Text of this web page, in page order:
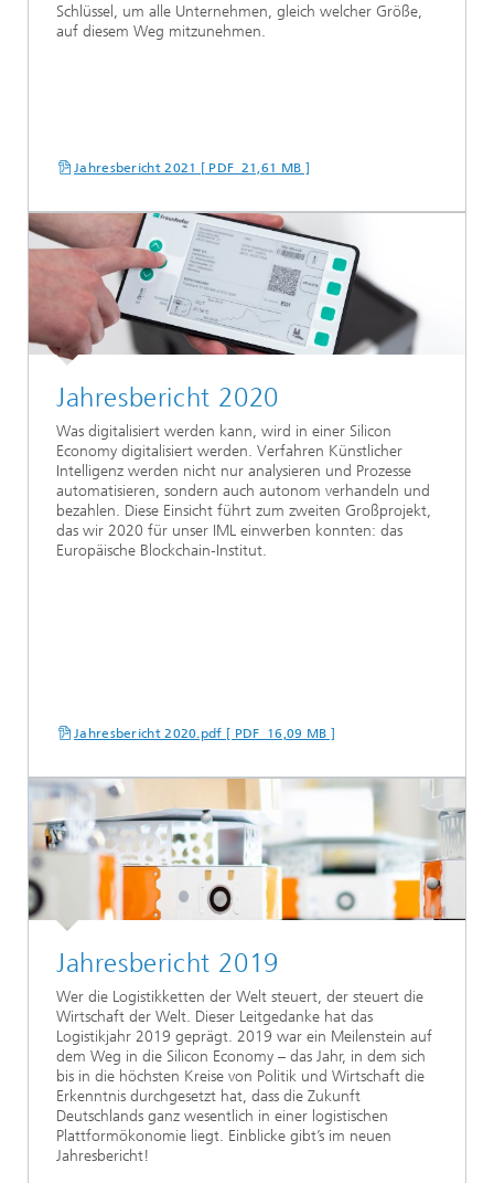
Schlüssel, um alle Unternehmen, gleich welcher Größe,
auf diesem Weg mitzunehmen.
Jahresbericht 2021 [ PDF 21,61 MB ]
Jahresbericht 2020
Was digitalisiert werden kann, wird in einer Silicon
Economy digitalisiert werden. Verfahren Künstlicher
Intelligenz werden nicht nur analysieren und Prozesse
automatisieren, sondern auch autonom verhandeln und
bezahlen. Diese Einsicht führt zum zweiten Großprojekt,
das wir 2020 für unser IML einwerben konnten: das
Europäische Blockchain-Institut.
Jahresbericht 2020.pdf [ PDF 16,09 MB ]
Jahresbericht 2019
Wer die Logistikketten der Welt steuert, der steuert die
Wirtschaft der Welt. Dieser Leitgedanke hat das
Logistikjahr 2019 geprägt. 2019 war ein Meilenstein auf
dem Weg in die Silicon Economy – das Jahr, in dem sich
bis in die höchsten Kreise von Politik und Wirtschaft die
Erkenntnis durchgesetzt hat, dass die Zukunft
Deutschlands ganz wesentlich in einer logistischen
Plattformökonomie liegt. Einblicke gibt’s im neuen
Jahresbericht!